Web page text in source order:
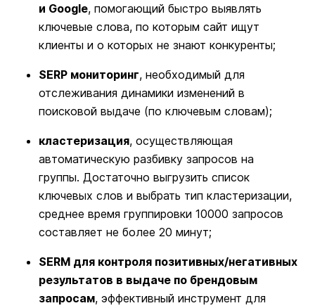
и Google, помогающий быстро выявлять
ключевые слова, по которым сайт ищут
клиенты и о которых не знают конкуренты;
SERP мониторинг, необходимый для
отслеживания динамики изменений в
поисковой выдаче (по ключевым словам);
кластеризация, осуществляющая
автоматическую разбивку запросов на
группы. Достаточно выгрузить список
ключевых слов и выбрать тип кластеризации,
среднее время группировки 10000 запросов
составляет не более 20 минут;
SERM для контроля позитивных/негативных
результатов в выдаче по брендовым
запросам, эффективный инструмент для